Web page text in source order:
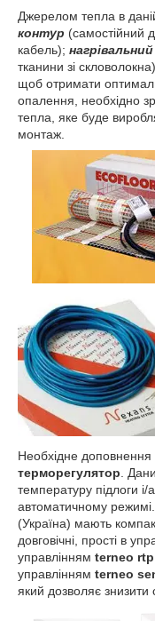
Джерелом тепла в
контур (самостійний
кабель);
тканини зі
щоб отримати
опалення, необхідно
тепла, яке буде
монтаж.
Необхідне
терморегулятор .
температуру підлоги і/
автоматичному
(Україна) мають
довговічні, прості в
управлінням terneo
управлінням terneo
який дозволяє знизити